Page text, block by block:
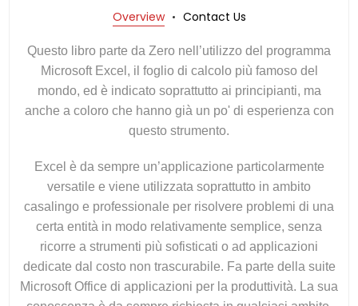
Overview Contact Us
Questo libro parte da Zero nell’utilizzo del programma
Microsoft Excel, il foglio di calcolo più famoso del
mondo, ed è indicato soprattutto ai principianti, ma
anche a coloro che hanno già un po' di esperienza con
questo strumento.
Excel è da sempre un’applicazione particolarmente
versatile e viene utilizzata soprattutto in ambito
casalingo e professionale per risolvere problemi di una
certa entità in modo relativamente semplice, senza
ricorre a strumenti più sofisticati o ad applicazioni
dedicate dal costo non trascurabile. Fa parte della suite
Microsoft Office di applicazioni per la produttività. La sua